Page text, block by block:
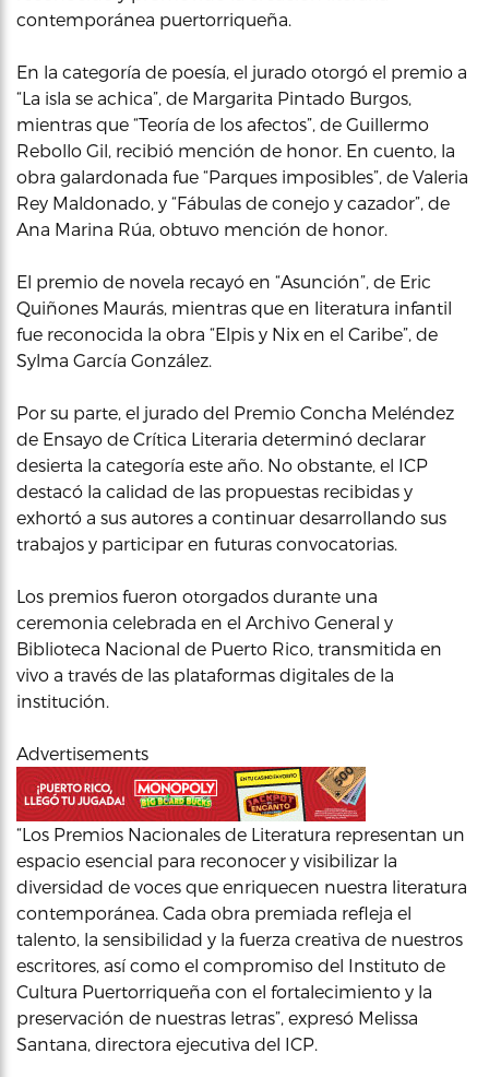
contemporánea puertorriqueña.
En la categoría de poesía, el jurado otorgó el premio a
“La isla se achica”, de Margarita Pintado Burgos,
mientras que “Teoría de los afectos”, de Guillermo
Rebollo Gil, recibió mención de honor. En cuento, la
obra galardonada fue “Parques imposibles”, de Valeria
Rey Maldonado, y “Fábulas de conejo y cazador”, de
Ana Marina Rúa, obtuvo mención de honor.
El premio de novela recayó en “Asunción”, de Eric
Quiñones Maurás, mientras que en literatura infantil
fue reconocida la obra “Elpis y Nix en el Caribe”, de
Sylma García González.
Por su parte, el jurado del Premio Concha Meléndez
de Ensayo de Crítica Literaria determinó declarar
desierta la categoría este año. No obstante, el ICP
destacó la calidad de las propuestas recibidas y
exhortó a sus autores a continuar desarrollando sus
trabajos y participar en futuras convocatorias.
Los premios fueron otorgados durante una
ceremonia celebrada en el Archivo General y
Biblioteca Nacional de Puerto Rico, transmitida en
vivo a través de las plataformas digitales de la
institución.
Advertisements
“Los Premios Nacionales de Literatura representan un
espacio esencial para reconocer y visibilizar la
diversidad de voces que enriquecen nuestra literatura
contemporánea. Cada obra premiada refleja el
talento, la sensibilidad y la fuerza creativa de nuestros
escritores, así como el compromiso del Instituto de
Cultura Puertorriqueña con el fortalecimiento y la
preservación de nuestras letras”, expresó Melissa
Santana, directora ejecutiva del ICP.